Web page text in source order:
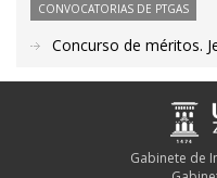
CONVOCATORIAS DE PTGAS
Concurso de méritos.
Gabinete de